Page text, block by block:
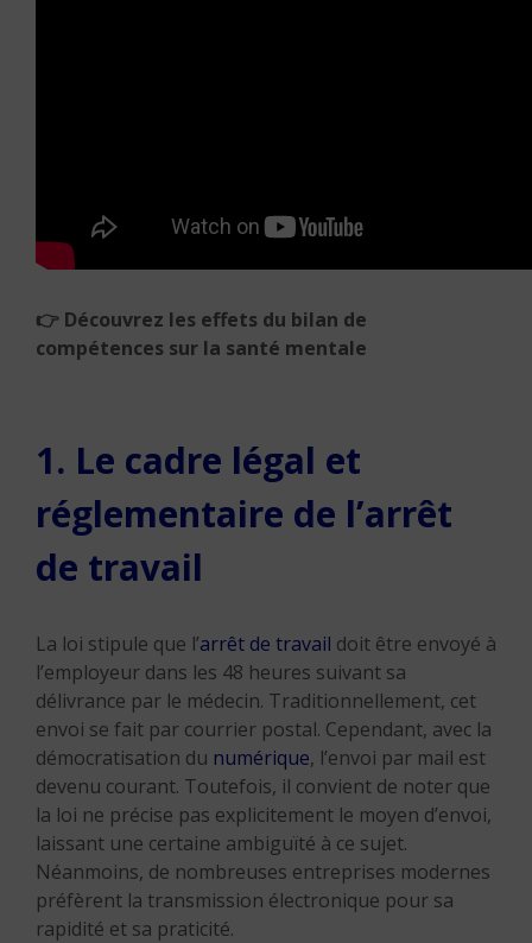
👉 Découvrez les effets du bilan de
compétences sur la santé mentale
1. Le cadre légal et
réglementaire de l’arrêt
de travail
La loi stipule que l’arrêt de travail doit être envoyé à
l’employeur dans les 48 heures suivant sa
délivrance par le médecin. Traditionnellement, cet
envoi se fait par courrier postal. Cependant, avec la
démocratisation du numérique, l’envoi par mail est
devenu courant. Toutefois, il convient de noter que
la loi ne précise pas explicitement le moyen d’envoi,
laissant une certaine ambiguïté à ce sujet.
Néanmoins, de nombreuses entreprises modernes
préfèrent la transmission électronique pour sa
rapidité et sa praticité.